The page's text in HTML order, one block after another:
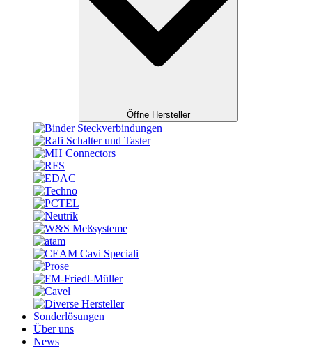
Öffne Hersteller
Sonderlösungen
Über uns
News